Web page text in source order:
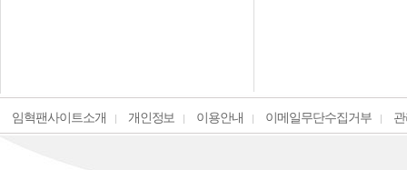
임혁팬사이트소개 개인정보 이용안내 이메일무단수집거부